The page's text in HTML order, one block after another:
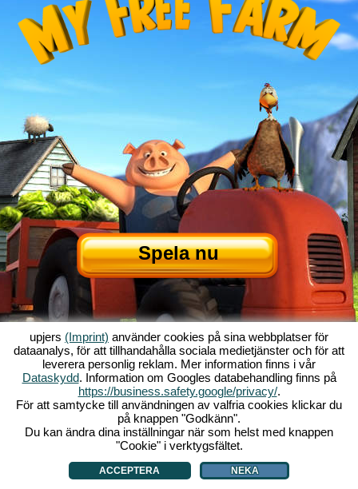
Spela nu
Om My Free Farm|Historien bakom webbläsarenspelet|Funktionerna|
GTC Kontakt/Credits|Datasäkerhetspolicy|Regler|Forum| Support|
Google Play|App Store|Webbläsarspel - upjers.com
|Hantera Cookies
upjers (Imprint) använder cookies på sina webbplatser för
dataanalys, för att tillhandahålla sociala medietjänster och för att
leverera personlig reklam. Mer information finns i vår
Dataskydd. Information om Googles databehandling finns på
https://business.safety.google/privacy/.
För att samtycke till användningen av valfria cookies klickar du
på knappen "Godkänn".
Du kan ändra dina inställningar när som helst med knappen
"Cookie" i verktygsfältet.
ACCEPTERA NEKA